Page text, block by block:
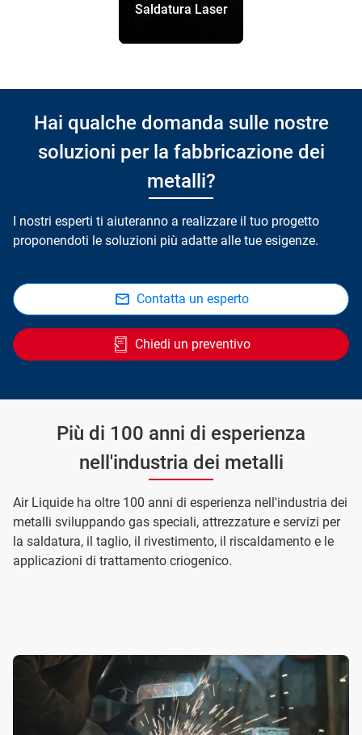
Saldatura Laser
Hai qualche domanda sulle nostre
soluzioni per la fabbricazione dei
metalli?
I nostri esperti ti aiuteranno a realizzare il tuo progetto
proponendoti le soluzioni più adatte alle tue esigenze.
Contatta un esperto
Chiedi un preventivo
Più di 100 anni di esperienza
nell'industria dei metalli
Air Liquide ha oltre 100 anni di esperienza nell'industria dei
metalli sviluppando gas speciali, attrezzature e servizi per
la saldatura, il taglio, il rivestimento, il riscaldamento e le
applicazioni di trattamento criogenico.